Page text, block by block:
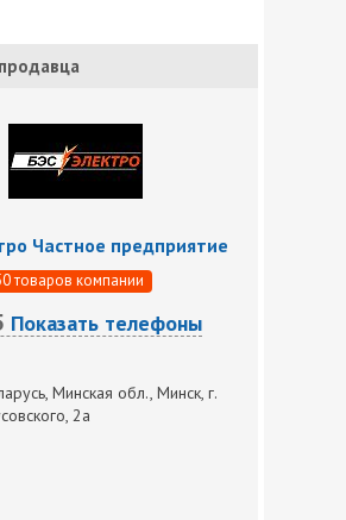
Частное предприятие
товаров компании
Показать телефоны
Минская обл., Минск, г.
2а